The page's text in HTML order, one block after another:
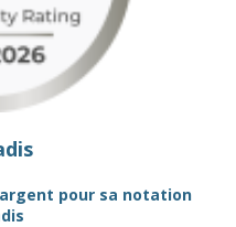
pour sa notation